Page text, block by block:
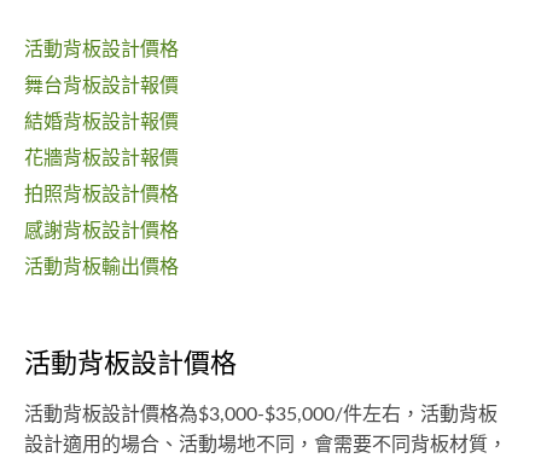
活動背板設計價格
舞台背板設計報價
結婚背板設計報價
花牆背板設計報價
拍照背板設計價格
感謝背板設計價格
活動背板輸出價格
活動背板設計價格
活動背板設計價格為$3,000-$35,000/件左右，活動背板
設計適用的場合、活動場地不同，會需要不同背板材質，